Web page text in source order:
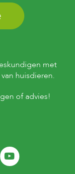
met
huisdieren.
of advies!